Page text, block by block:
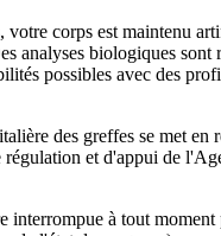
votre corps est maintenu
analyses biologiques sont
possibles avec des
des greffes se met en
régulation et d'appui de
interrompue à tout moment